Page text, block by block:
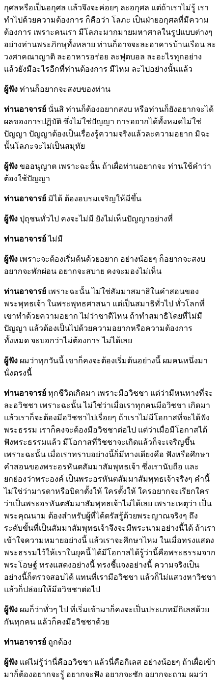
กุศลหรือเป็นอกุศล แล้วจึงจะค่อยๆ ละอกุศล แต่ถ้าเราไม่รู้ เรา
ทำไปด้วยความต้องการ ก็คือว่า โลภะ เป็นฝ่ายอกุศลที่มีความ
ต้องการ เพราะคนเรา มีโลภะมากมายมหาศาลในรูปแบบต่างๆ
อย่างท่านพระภิกษุทั้งหลาย ท่านก็อาจจะละอาคารบ้านเรือน ละ
วงศาคณาญาติ ละอาหารอร่อย ละฟุตบอล ละอะไรทุกอย่าง
แล้วยังมีอะไรอีกที่ท่านต้องการ มีไหม ละไปอย่างนั้นแล้ว
ผู้ฟัง ท่านก็อยากจะสงบของท่าน
ท่านอาจารย์ นั่นสิ ท่านก็ต้องอยากสงบ หรือท่านก็ยังอยากจะได้
ผลของการปฏิบัติ ซึ่งไม่ใช่ปัญญา การอยากได้ทั้งหมดไม่ใช่
ปัญญา ปัญญาต้องเป็นเรื่องรู้ความจริงแล้วละความอยาก มิฉะ
นั้นโลภะจะไม่เป็นสมุทัย
ผู้ฟัง ขออนุญาต เพราะฉะนั้น ถ้าเผื่อท่านอยากจะ ท่านใช้คำว่า
ต้องใช้ปัญญา
ท่านอาจารย์ มิได้ ต้องอบรมเจริญให้มีขึ้น
ผู้ฟัง ปุถุชนทั่วไป คงจะไม่มี ยังไม่เห็นปัญญาอย่างที่
ท่านอาจารย์ไม่มี
ผู้ฟัง เพราะจะต้องเริ่มต้นด้วยอยาก อย่างน้อยๆ ก็อยากจะสงบ
อยากจะพักผ่อน อยากจะสบาย คงจะมองไม่เห็น
ท่านอาจารย์ เพราะฉะนั้น ไม่ใช่สัมมาสมาธิในคำสอนของ
พระพุทธเจ้า ในพระพุทธศาสนา แต่เป็นสมาธิทั่วไป ทั่วโลกที่
เขาทำด้วยความอยาก ไม่ว่าชาติไหน ถ้าทำสมาธิโดยที่ไม่มี
ปัญญา แล้วต้องเป็นไปด้วยความอยากหรือความต้องการ
ทั้งหมด จะบอกว่าไม่ต้องการ ไม่ได้เลย
ผู้ฟัง ผมว่าทุกวันนี้ เขาก็คงจะต้องเริ่มต้นอย่างนี้ ผมคนหนึ่งมา
นั่งตรงนี้
ท่านอาจารย์ ทุกชีวิตเกิดมา เพราะมีอวิชชา แต่ว่ามีหนทางที่จะ
ละอวิชชา เพราะฉะนั้น ไม่ใช่ว่าเมื่อเราทุกคนมีอวิชชา เกิดมา
แล้วเราก็จะต้องมีอวิชชาไปเรื่อยๆ ถ้าเราไม่มีโอกาสที่จะได้ฟัง
พระธรรม เราก็คงจะต้องมีอวิชชาต่อไป แต่ว่าเมื่อมีโอกาสได้
ฟังพระธรรมแล้ว มีโอกาสที่วิชชาจะเกิดแล้วก็จะเจริญขึ้น
เพราะฉะนั้น เมื่อเราทราบอย่างนี้ก็มีทางเดียงคือ ฟังหรือศึกษา
คำสอนของพระอรหันตสัมมาสัมพุทธเจ้า ซึ่งเรานับถือ และ
ยกย่องว่าพระองค์ เป็นพระอรหันตสัมมาสัมพุทธเจ้าจริงๆ คำนี้
ไม่ใช่ว่ามารดาหรือบิดาตั้งให้ ใครตั้งให้ ใครอยากจะเรียกใคร
ว่าเป็นพระอรหันตสัมมาสัมพุทธเจ้าไม่ได้เลย เพราะเหตุว่า เป็น
พระคุณนาม ต้องสำหรับผู้ที่ได้ตรัสรู้ด้วยพระญาณจริงๆ ถึง
ระดับขั้นที่เป็นสัมมาสัมพุทธเจ้าจึงจะมีพระนามอย่างนี้ได้ ถ้าเรา
เข้าใจความหมายอย่างนี้ แล้วเราจะศึกษาไหม ในเมื่อทรงแสดง
พระธรรมไว้ให้เราในยุคนี้ ได้มีโอกาสได้รู้ว่านี้คือพระธรรมจาก
พระโอษฐ์ ทรงแสดงอย่างนี้ ทรงชี้แจงอย่างนี้ ความจริงเป็น
อย่างนี้ก็ตรวจสอบได้ แทนที่เรามีอวิชชา แล้วก็ไม่แสวงหาวิชชา
แล้วก็ปล่อยให้มีอวิชชาต่อไป
ผู้ฟัง ผมก็ว่าทั่วๆ ไป ที่เริ่มเข้ามาก็คงจะเป็นประเภทมีกิเลสด้วย
กันทุกคน แล้วก็คงมีอวิชชาด้วย
ท่านอาจารย์ ถูกต้อง
ผู้ฟัง แต่ไม่รู้ว่านี่คืออวิชชา แล้วนี่คือกิเลส อย่างน้อยๆ ถ้าเผื่อเข้า
มาก็ต้องอยากจะรู้ อยากจะฟัง อยากจะซัก อยากจะถาม ผมว่า